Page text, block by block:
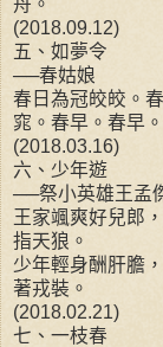
(2018.09.12)
五、如夢令
──春姑娘
春日為冠皎皎。
窕。春早。春早
(2018.03.16)
六、少年遊
──祭小英雄王孟
王家颯爽好兒郎
指天狼。
少年輕身酬肝膽
著戎裝。
(2018.02.21)
七、一枝春